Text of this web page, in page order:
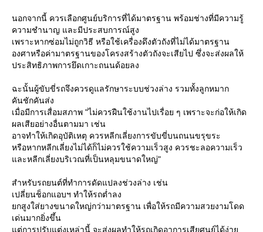
นอกจากนี้ ควรเลือกศูนย์บริการที่ได้มาตรฐาน พร้อมช่างที่มีความรู้
ความชำนาญ และมีประสบการณ์สูง
เพราะหากซ่อมไม่ถูกวิธี หรือใช้เครื่องดึงตัวถังที่ไม่ได้มาตรฐาน
องศาหรือค่ามาตรฐานของโครงสร้างตัวถังจะเสียไป ซึ่งจะส่งผลให้
ประสิทธิภาพการยึดเกาะถนนด้อยลง
ฉะนั้นผู้ขับขี่รถจึงควรดูแลรักษาระบบช่วงล่าง รวมทั้งลูกหมาก
คันชักคันส่ง
เมื่อมีการเสื่อมสภาพ "ไม่ควรฝืนใช้งานไปเรื่อย ๆ เพราะจะก่อให้เกิด
ผลเสียอย่างอื่นตามมา เช่น
อาจทำให้เกิดอุบัติเหตุ ควรหลีกเลี่ยงการขับขี่บนถนนขรุขระ
หรือหากหลีกเลี่ยงไม่ได้ก็ไม่ควรใช้ความเร็วสูง ควรชะลอความเร็ว
ละหลีกเลี่ยงบริเวณที่เป็นหลุมขนาดใหญ่"
สำหรับรถยนต์ที่ทำการดัดแปลงช่วงล่าง เช่น
เปลี่ยนช็อกแอบฯ ทำให้รถต่ำลง
กสูงใส่ยางขนาดใหญ่กว่ามาตรฐาน เพื่อให้รถมีความสวยงามโดด
เด่นมากยิ่งขึ้น
ต่การปรับแต่งเหล่านี้ จะส่งผลทำให้รถเกิดอาการเสียศูนย์ได้ง่า